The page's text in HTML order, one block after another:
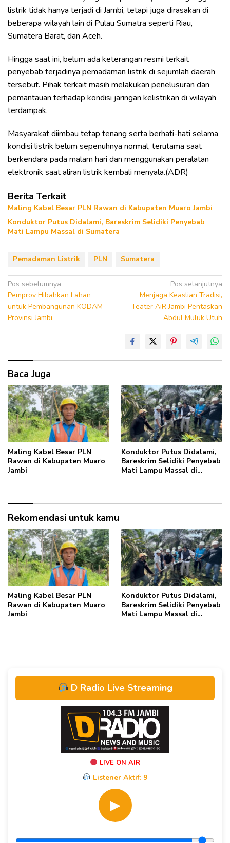
listrik tidak hanya terjadi di Jambi, tetapi juga dirasakan di
beberapa wilayah lain di Pulau Sumatra seperti Riau,
Sumatera Barat, dan Aceh.
Hingga saat ini, belum ada keterangan resmi terkait
penyebab terjadinya pemadaman listrik di sejumlah daerah
tersebut. Pihak terkait masih melakukan penelusuran dan
pemantauan terhadap kondisi jaringan kelistrikan di wilayah
terdampak.
Masyarakat diimbau tetap tenang serta berhati-hati selama
kondisi listrik belum sepenuhnya normal, terutama saat
berkendara pada malam hari dan menggunakan peralatan
elektronik saat aliran listrik kembali menyala.(ADR)
Berita Terkait
Maling Kabel Besar PLN Rawan di Kabupaten Muaro Jambi
Konduktor Putus Didalami, Bareskrim Selidiki Penyebab
Mati Lampu Massal di Sumatera
Pemadaman Listrik PLN Sumatera
Navigasi
pos
Pos sebelumnya
Pemprov Hibahkan Lahan
untuk Pembangunan KODAM
Provinsi Jambi
Pos selanjutnya
Menjaga Keaslian Tradisi,
Teater AiR Jambi Pentaskan
Abdul Muluk Utuh
Baca Juga
Maling Kabel Besar PLN
Rawan di Kabupaten Muaro
Jambi
Konduktor Putus Didalami,
Bareskrim Selidiki Penyebab
Mati Lampu Massal di
Rekomendasi untuk kamu
Maling Kabel Besar PLN
Rawan di Kabupaten Muaro
Jambi
Konduktor Putus Didalami,
Bareskrim Selidiki Penyebab
Mati Lampu Massal di
D Radio Live Streaming
LIVE ON AIR
Listener Aktif: 9
▶